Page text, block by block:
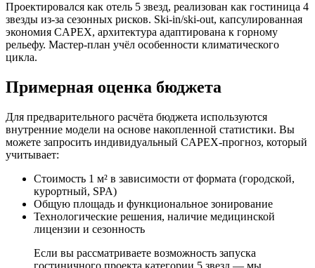
Проектировался как отель 5 звезд, реализован как гостиница 4
звезды из-за сезонных рисков. Ski-in/ski-out, капсулированная
экономия CAPEX, архитектура адаптирована к горному
рельефу. Мастер-план учёл особенности климатического
цикла.
Примерная оценка бюджета
Для предварительного расчёта бюджета используются
внутренние модели на основе накопленной статистики. Вы
можете запросить индивидуальный CAPEX-прогноз, который
учитывает:
Стоимость 1 м² в зависимости от формата (городской,
курортный, SPA)
Общую площадь и функциональное зонирование
Технологические решения, наличие медицинской
лицензии и сезонность
Если вы рассматриваете возможность запуска